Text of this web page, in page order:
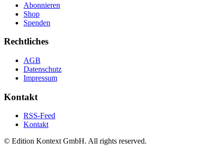
Abonnieren
Shop
Spenden
Rechtliches
AGB
Datenschutz
Impressum
Kontakt
RSS-Feed
Kontakt
© Edition Kontext GmbH. All rights reserved.